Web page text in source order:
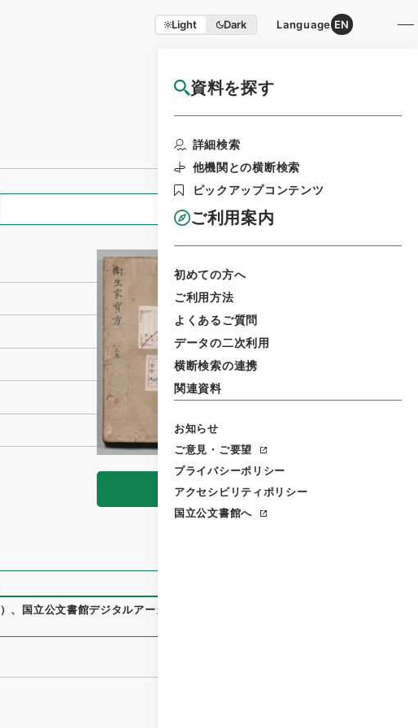
Light Dark Language EN
資料を探す
詳細検索
他機関との横断検索
ピックアップコンテンツ
ご利用案内
初めての方へ
ご利用方法
よくあるご質問
データの二次利用
横断検索の連携
関連資料
お知らせ
ご意見・ご要望
プライバシーポリシー
アクセシビリティポリシー
国立公文書館へ
国立公文書館HP利用案内
全ての情報
閲覧
） 、 国立公文書館デジタルアーカイブ